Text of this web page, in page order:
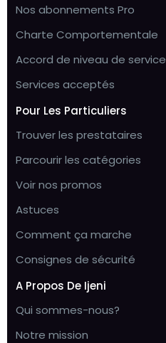
Nos abonnements Pro
Charte Comportementale
Accord de niveau de service
Services acceptés
Pour Les Particuliers
Trouver les prestataires
Parcourir les catégories
Voir nos promos
Astuces
Comment ça marche
Consignes de sécurité
A Propos De Ijeni
Qui sommes-nous?
Notre mission